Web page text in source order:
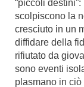
“piccoli
scolpiscono la
cresciuto in un
diffidare della
rifiutato da
sono eventi
plasmano in ciò